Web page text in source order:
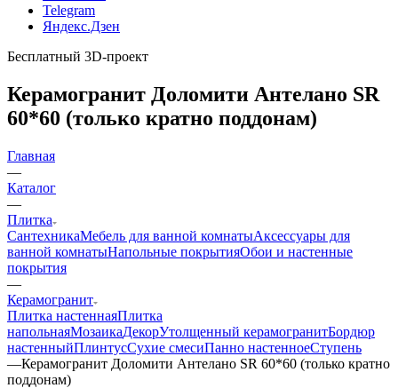
Telegram
Яндекс.Дзен
Бесплатный 3D-проект
Керамогранит Доломити Антелано SR
60*60 (только кратно поддонам)
Главная
—
Каталог
—
Плитка
СантехникаМебель для ванной комнатыАксессуары для
ванной комнатыНапольные покрытияОбои и настенные
покрытия
—
Керамогранит
Плитка настеннаяПлитка
напольнаяМозаикаДекорУтолщенный керамогранитБордюр
настенныйПлинтусСухие смесиПанно настенноеСтупень
—Керамогранит Доломити Антелано SR 60*60 (только кратно
поддонам)